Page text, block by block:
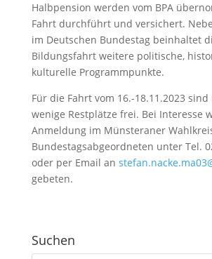
Halbpension werden vom BPA
Fahrt durchführt und versichert.
im Deutschen Bundestag beinhaltet
Bildungsfahrt weitere politische,
kulturelle Programmpunkte.
Für die Fahrt vom 16.-18.11.2023
wenige Restplätze frei. Bei Interesse
Anmeldung im Münsteraner
Bundestagsabgeordneten unter Tel.
oder per Email an
gebeten.
Suchen